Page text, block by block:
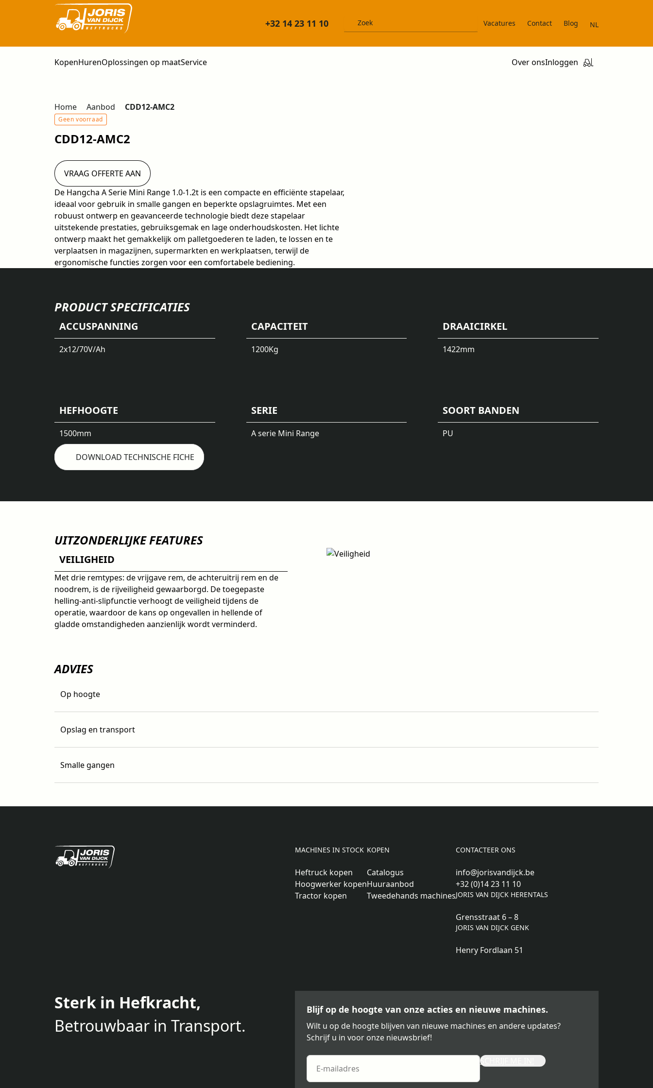
+32 14 23 11 10 Vacatures Contact Blog NL
KopenHurenOplossingen op maatService Over onsInloggen
Home Aanbod CDD12-AMC2
Geen voorraad
CDD12-AMC2
De Hangcha A Serie Mini Range 1.0-1.2t is een compacte en efficiënte stapelaar,
ideaal voor gebruik in smalle gangen en beperkte opslagruimtes. Met een
robuust ontwerp en geavanceerde technologie biedt deze stapelaar
uitstekende prestaties, gebruiksgemak en lage onderhoudskosten. Het lichte
ontwerp maakt het gemakkelijk om palletgoederen te laden, te lossen en te
verplaatsen in magazijnen, supermarkten en werkplaatsen, terwijl de
ergonomische functies zorgen voor een comfortabele bediening.
VRAAG OFFERTE AAN
PRODUCT SPECIFICATIES
ACCUSPANNING
2x12/70V/Ah
CAPACITEIT
1200Kg
DRAAICIRKEL
1422mm
HEFHOOGTE
1500mm
SERIE
A serie Mini Range
SOORT BANDEN
PU
DOWNLOAD TECHNISCHE FICHE
UITZONDERLIJKE FEATURES
VEILIGHEID
Met drie remtypes: de vrijgave rem, de achteruitrij rem en de
noodrem, is de rijveiligheid gewaarborgd. De toegepaste
helling-anti-slipfunctie verhoogt de veiligheid tijdens de
operatie, waardoor de kans op ongevallen in hellende of
gladde omstandigheden aanzienlijk wordt verminderd.
ADVIES
Op hoogte
Opslag en transport
Smalle gangen
MACHINES IN STOCK
Heftruck kopen
Hoogwerker kopen
Tractor kopen
KOPEN
Catalogus
Huuraanbod
Tweedehands machines
CONTACTEER ONS
info@jorisvandijck.be
+32 (0)14 23 11 10
JORIS VAN DIJCK HERENTALS
Grensstraat 6 – 8
JORIS VAN DIJCK GENK
Henry Fordlaan 51
Sterk in Hefkracht,
Betrouwbaar in Transport.
Blijf op de hoogte van onze acties en nieuwe machines.
Wilt u op de hoogte blijven van nieuwe machines en andere updates?
Schrijf u in voor onze nieuwsbrief!
SCHRIJF ME IN!